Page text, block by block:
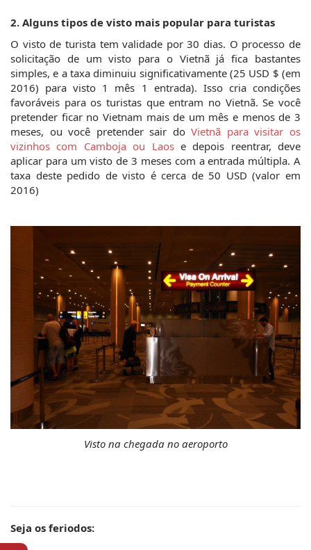
2. Alguns tipos de visto mais popular para turistas
O visto de turista tem validade por 30 dias. O processo de
solicitação de um visto para o Vietnã já fica bastantes
simples, e a taxa diminuiu significativamente (25 USD $ (em
2016) para visto 1 mês 1 entrada). Isso cria condições
favoráveis para os turistas que entram no Vietnã. Se você
pretender ficar no Vietnam mais de um mês e menos de 3
meses, ou você pretender sair do Vietnã para visitar os
vizinhos com Camboja ou Laos e depois reentrar, deve
aplicar para um visto de 3 meses com a entrada múltipla. A
taxa deste pedido de visto é cerca de 50 USD (valor em
2016)
Visto na chegada no aeroporto
Seja os feriodos: